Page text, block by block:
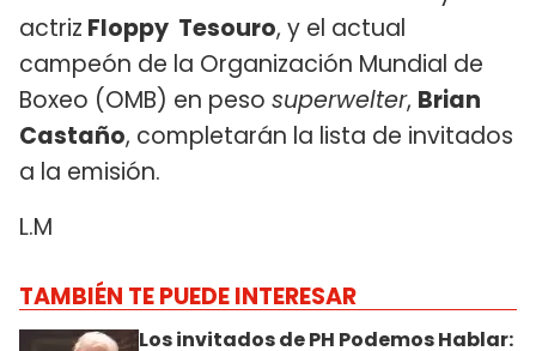
actriz Floppy Tesouro, y el actual
campeón de la Organización Mundial de
Boxeo (OMB) en peso superwelter, Brian
Castaño, completarán la lista de invitados
a la emisión.
L.M
TAMBIÉN TE PUEDE INTERESAR
Los invitados de PH Podemos Hablar: